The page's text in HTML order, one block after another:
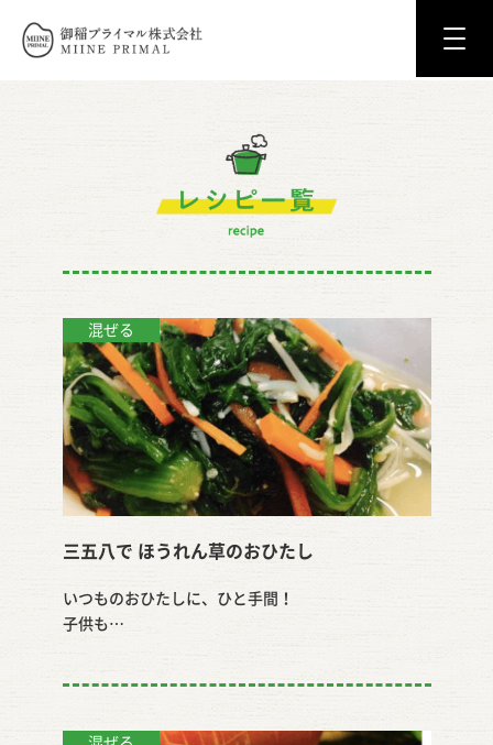
混ぜる
三五八で ほうれん草のおひたし
いつものおひたしに、ひと手間！
子供も…